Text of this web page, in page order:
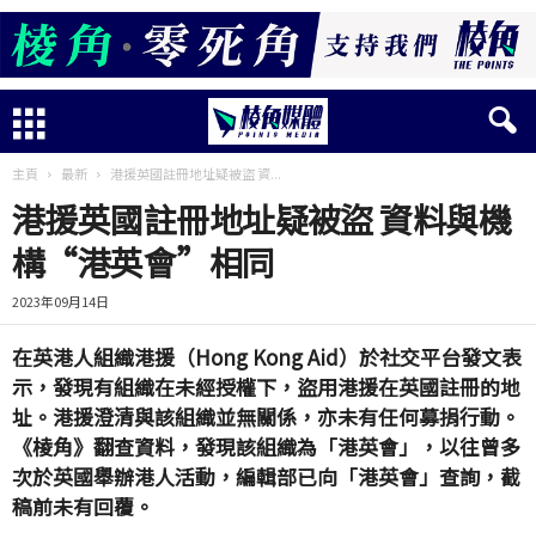
主頁 最新 港援英國註冊地址疑被盜 資...
港援英國註冊地址疑被盜 資料與機
構“港英會”相同
2023年09月14日
在英港人組織港援（Hong Kong Aid）於社交平台發文表
示，發現有組織在未經授權下，盜用港援在英國註冊的地
址。港援澄清與該組織並無關係，亦未有任何募捐行動。
《棱角》翻查資料，發現該組織為「港英會」，以往曾多
次於英國舉辦港人活動，編輯部已向「港英會」查詢，截
稿前未有回覆。